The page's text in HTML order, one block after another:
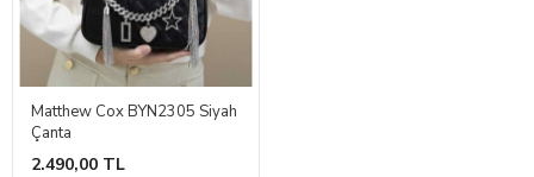
Matthew Cox BYN2305 Siyah
Çanta
2.490,00 TL